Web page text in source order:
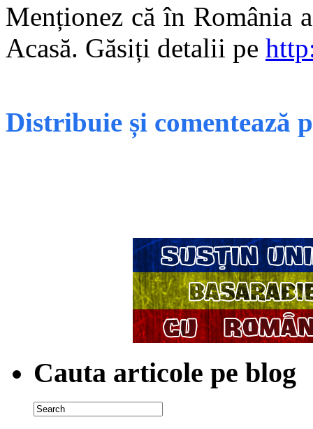
Menționez că în România
Acasă. Găsiți detalii pe
Distribuie și comentează
Cauta articole pe blog